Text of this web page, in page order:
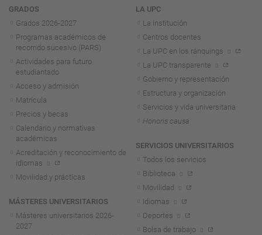
Navegación
GRADOS
Grados 2026-2027
Programas académicos de
recorrido sucesivo (PARS)
Actividades para futuro
estudiantado
Acceso y admisión
Matrícula
Precios y becas
Calendario y normativas
académicas
Acreditación y reconocimiento de
idiomas
Movilidad y prácticas
MÁSTERES UNIVERSITARIOS
Másteres universitarios 2026-
2027
LA UPC
La institución
Centros docentes
La UPC en los ránquings
La UPC transparente
Gobierno y representación
Estructura y organización
Servicios y vida universitaria
Honoris causa
SERVICIOS UNIVERSITARIOS
Todos los servicios
Biblioteca
Movilidad
Idiomas
Deportes
Bolsa de trabajo